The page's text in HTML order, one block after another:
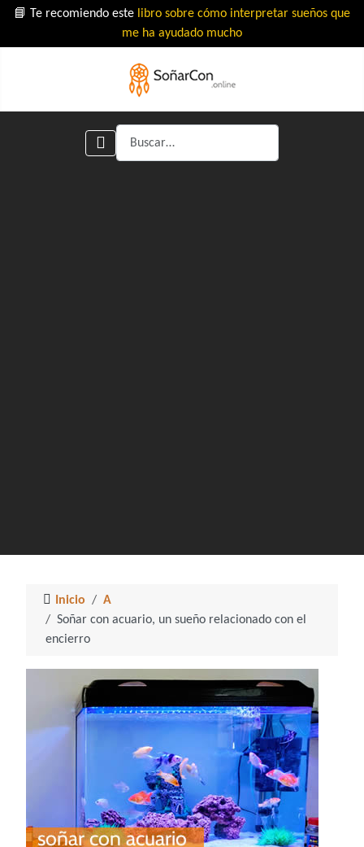
📘 Te recomiendo este libro sobre cómo interpretar sueños que
me ha ayudado mucho
Buscar
Inicio
A
Soñar con acuario, un sueño relacionado con el
encierro